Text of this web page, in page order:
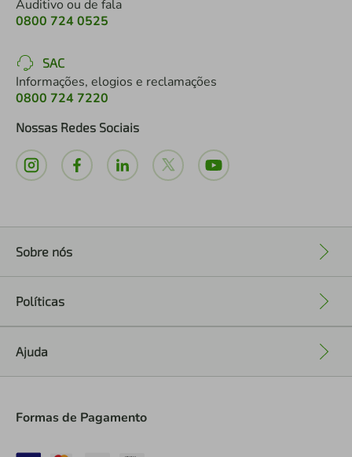
Auditivo ou de fala
0800 724 0525
SAC
Informações, elogios e reclamações
0800 724 7220
Nossas Redes Sociais
Sobre nós
Políticas
Ajuda
Formas de Pagamento